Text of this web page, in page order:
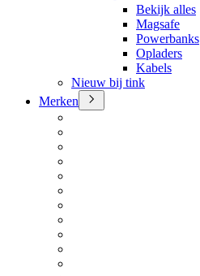
Bekijk alles
Magsafe
Powerbanks
Opladers
Kabels
Nieuw bij tink
Merken